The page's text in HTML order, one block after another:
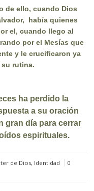
de ello, cuando Dios
había quienes
el, cuando llego al
por el Mesías que
y le crucificaron ya
rutina.
ha perdido la
a su oración
gran día para cerrar
espirituales.
de Dios, Identidad
0